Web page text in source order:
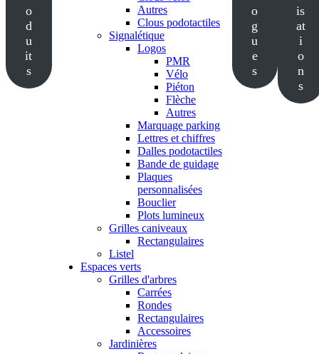
o
d
u
it
s
Autres
Clous podotactiles
Signalétique
Logos
PMR
Vélo
Piéton
Flèche
Autres
Marquage parking
Lettres et chiffres
Dalles podotactiles
Bande de guidage
Plaques
personnalisées
Bouclier
Plots lumineux
Grilles caniveaux
Rectangulaires
Listel
Espaces verts
Grilles d'arbres
Carrées
Rondes
Rectangulaires
Accessoires
Jardinières
o
g
u
e
s
is
at
i
o
n
s